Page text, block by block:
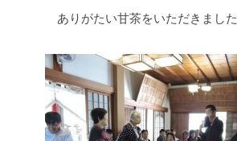
ありがたい甘茶をいただきました